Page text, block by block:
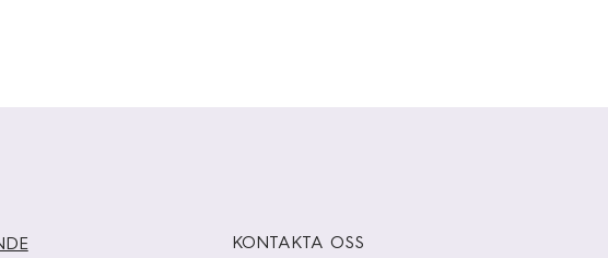
KONTAKTA OSS